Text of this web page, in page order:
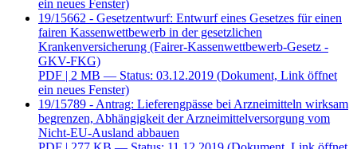
ein neues Fenster)
19/15662 - Gesetzentwurf: Entwurf eines Gesetzes für einen
fairen Kassenwettbewerb in der gesetzlichen
Krankenversicherung (Fairer-Kassenwettbewerb-Gesetz -
GKV-FKG)
PDF | 2 MB — Status: 03.12.2019 (Dokument, Link öffnet
ein neues Fenster)
19/15789 - Antrag: Lieferengpässe bei Arzneimitteln wirksam
begrenzen, Abhängigkeit der Arzneimittelversorgung vom
Nicht-EU-Ausland abbauen